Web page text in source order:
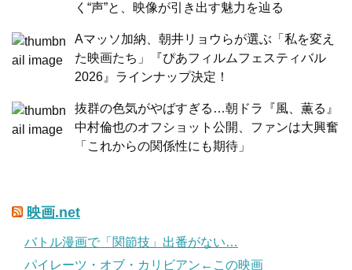
く“声”と、映像が引き出す魅力を辿る
Aマッソ加納、朝井リョウらが選ぶ「私を変え
た映画たち」『ぴあフィルムフェスティバル
2026』ラインナップ決定！
抜群の色気がやばすぎる…朝ドラ『風、薫る』
中村倫也のオフショット公開、ファンは大興奮
「これからの関係性にも期待」
映画.net
バトル漫画で「関節技」出番がない…
パイレーツ・オブ・カリビアン←この映画